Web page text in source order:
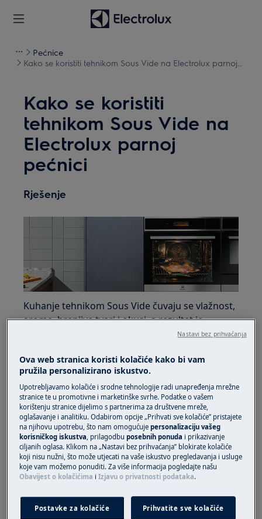
Pećnice
Kako se koristiti tehnikom Sous Vide na Electrolux parnoj
Kako se koristiti
tehnikom Sous Vide na
Electrolux parnoj
pećnici
Rješenje
Kuhanje tehnikom Sous Vide čuvaju se vlažnost,
arome, hranjive tvari i okusi, a rezultat je
profesionalno pripremljeno jelo. Glavna je
potpunosti uklanja opasnost od prekomjernog
kuhanja. Budući da se namirnice pirjaju u
vlastitim sokovima u zatvorenim vrećicama,
okusi svega što pripremate na ovaj način
postaju intenzivniji. Ovu značajku pronaći ćete
na Electrolux SteamPro pećnicama.
Tehnika Sous Vide obično se povezuje s
pripremom mesa, ali možete ju upotrijebiti i za
pripremu morskih plodova, peradi, povrća i
krumpira. Možete pripremiti i jaje kako biste
dobili savršeno formiran bjelanjak i tekući
Ova web stranica koristi kolačiće kako bi vam
pružila personalizirano iskustvo.
Upotrebljavamo kolačiće i srodne tehnologije radi unapređenja mrežne
stranice te u promotivne i marketinške svrhe. Podatke o vašem
korištenju stranice dijelimo s partnerima za društvene mreže,
oglašavanje i analitiku. Odabirom opcije „Prihvati sve kolačiće” pristajete
na njihovu upotrebu, što nam omogućujepersonalizaciju vašeg
korisničkog iskustva , prilagodbuposebnih ponuda i prikazivanje
ciljanih oglasa. Klikom na „Nastavi bez prihvaćanja” blokirate kolačiće
koji nisu nužni, što može utjecati na vaše iskustvo pregledavanja i usluge
koje vam možemo ponuditi. Za više informacija pogledajte našu
Obavijest o kolačićima iIzjavu o privatnosti podataka.
Postavke za kolačiće Prihvatite sve kolačiće
Nastavi bez prihvaćanja